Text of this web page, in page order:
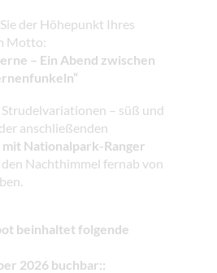
der Höhepunkt Ihres
Motto:
– Ein Abend zwischen
– süß und
anschließenden
Nationalpark-Ranger
den Nachthimmel fernab von
beinhaltet folgende
2026 buchbar::